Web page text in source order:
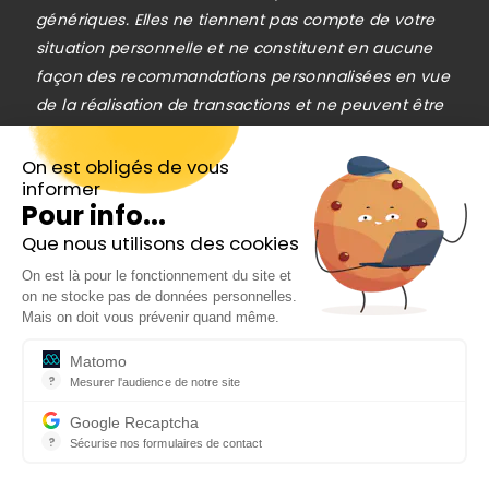
On est obligés de vous
informer
Pour info...
Que nous utilisons des cookies
On est là pour le fonctionnement du site et
on ne stocke pas de données personnelles.
Mais on doit vous prévenir quand même.
?
Matomo
Mesurer l'audience de notre site
?
Google Recaptcha
Sécurise nos formulaires de contact
Inscrivez-vous gratuitement à
notre Newsletter hebdo
En cadeau notre ebook
génériques. Elles ne tiennent pas compte de votre
situation personnelle et ne constituent en aucune
façon des recommandations personnalisées en vue
de la réalisation de transactions et ne peuvent être
assimilées à une prestation de conseil en
investissement financier, ni à une incitation
quelconque à acheter ou vendre des instruments
financiers. Le lecteur est seul responsable de
l’utilisation de l’information fournie, sans qu’aucun
recours contre la société éditrice de
Cafedelabourse.com ne soit possible. La
responsabilité de la société éditrice de
Cafedelabourse.com ne pourra en aucun cas être
engagée en cas d’erreur, d’omission ou
d’investissement inopportun.
Le trading est risqué et vous pouvez perdre une